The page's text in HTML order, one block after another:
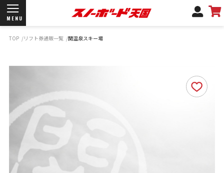
MENU
お知らせ
よくあるご質問
商品保証
サポートデスク
弊社名義の郵便について
TOP リフト券通販一覧 関温泉スキー場